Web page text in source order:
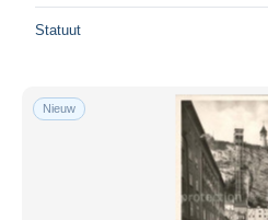
Statuut
Nieuw